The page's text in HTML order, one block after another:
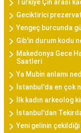
Türkiye Çin arası
Geciktirici
Yengeç burcunda
Gib'in durum kodu
Makedonya Gece
Saatleri
Ya Mubin anlamı
İstanbul'da en çok
İlk kadın arkeolog
İstanbul'dan
Yeni gelinin